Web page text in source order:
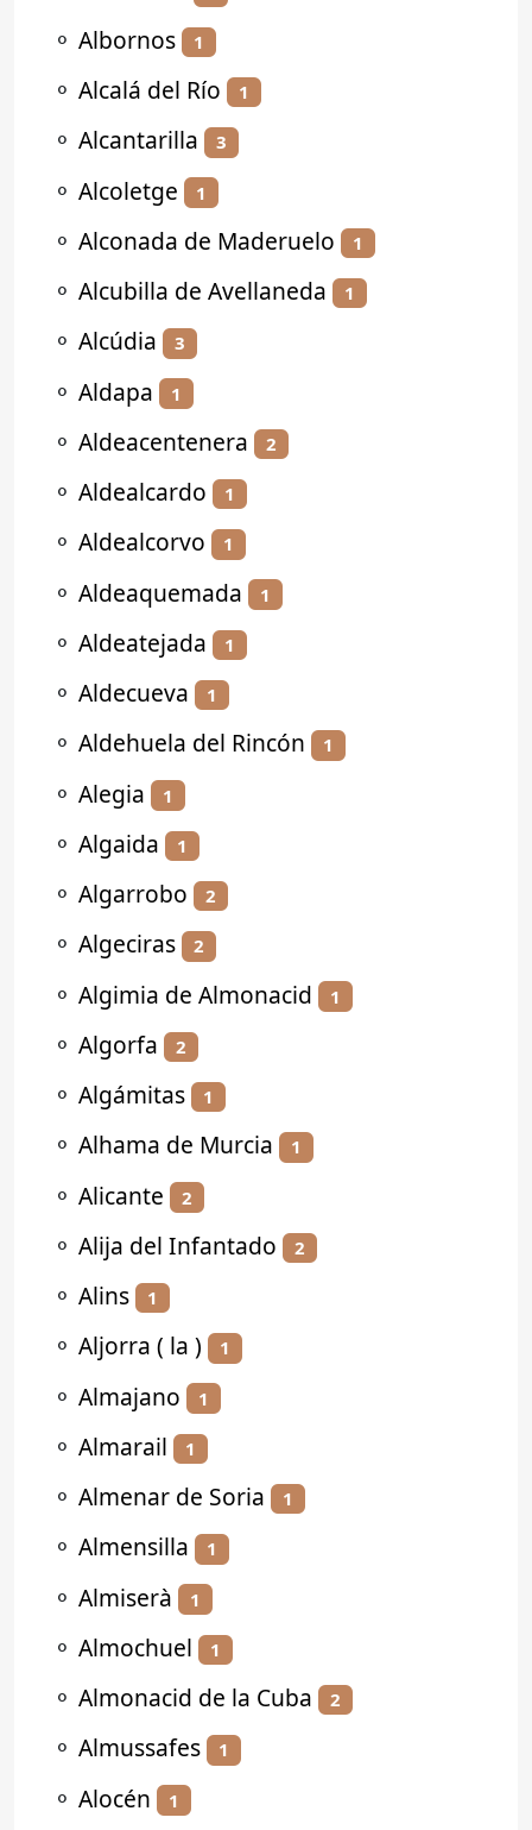
⚬ Albornos 1
⚬ Alcalá del Río 1
⚬ Alcantarilla 3
⚬ Alcoletge 1
⚬ Alconada de Maderuelo 1
⚬ Alcubilla de Avellaneda 1
⚬ Alcúdia 3
⚬ Aldapa 1
⚬ Aldeacentenera 2
⚬ Aldealcardo 1
⚬ Aldealcorvo 1
⚬ Aldeaquemada 1
⚬ Aldeatejada 1
⚬ Aldecueva 1
⚬ Aldehuela del Rincón 1
⚬ Alegia 1
⚬ Algaida 1
⚬ Algarrobo 2
⚬ Algeciras 2
⚬ Algimia de Almonacid 1
⚬ Algorfa 2
⚬ Algámitas 1
⚬ Alhama de Murcia 1
⚬ Alicante 2
⚬ Alija del Infantado 2
⚬ Alins 1
⚬ Aljorra ( la ) 1
⚬ Almajano 1
⚬ Almarail 1
⚬ Almenar de Soria 1
⚬ Almensilla 1
⚬ Almiserà 1
⚬ Almochuel 1
⚬ Almonacid de la Cuba 2
⚬ Almussafes 1
⚬ Alocén 1